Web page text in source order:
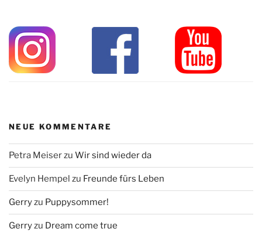
NEUE KOMMENTARE
Petra Meiserzu Wir sind wieder da
Evelyn Hempel zu Freunde fürs Leben
Gerryzu Puppysommer!
Gerryzu Dream come true